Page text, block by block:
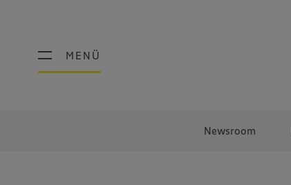
MENÜ
MENÜ
Newsroom